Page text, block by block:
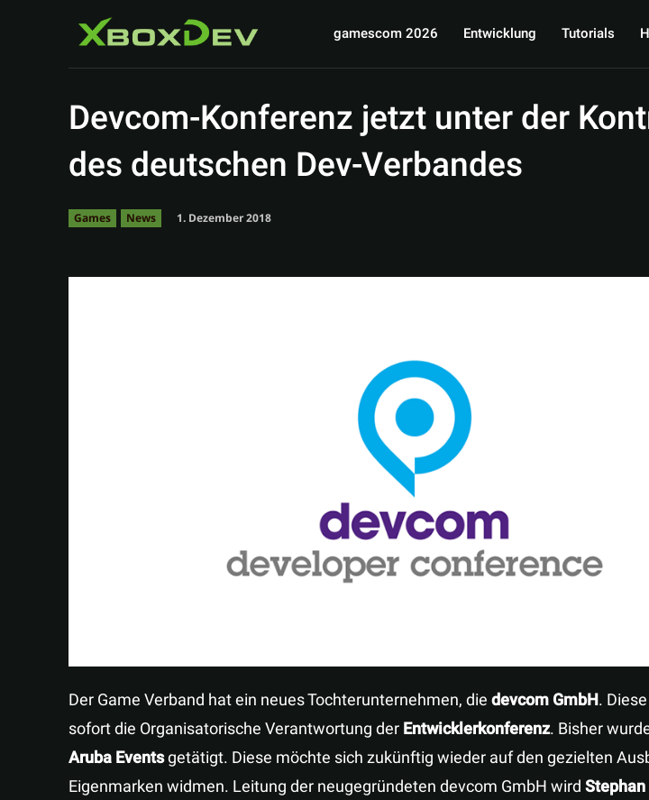
gamescom 2026 Entwicklung Tutorials
Devcom-Konferenz jetzt unter der
des deutschen Dev-Verbandes
Games News 1. Dezember 2018
Der Game Verband hat ein neues Tochterunternehmen, diedevcom GmbH.
sofort die Organisatorische Verantwortung derEntwicklerkonferenz. Bisher
Aruba Eventsgetätigt. Diese möchte sich zukünftig wieder auf den gezielten
Eigenmarken widmen. Leitung der neugegründeten devcom GmbH wird